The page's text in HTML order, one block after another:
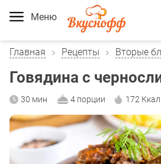
Меню
Главная Рецепты Вторые
Говядина с
30 мин 4 порции 172 Ккал